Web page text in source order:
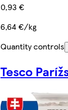
0,93 €
6,64 €/kg
Quantity controls
Tesco